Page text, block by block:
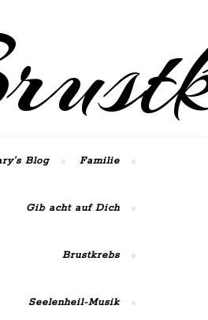
Blog Familie
Gib acht auf Dich
Brustkrebs
Seelenheil-Musik